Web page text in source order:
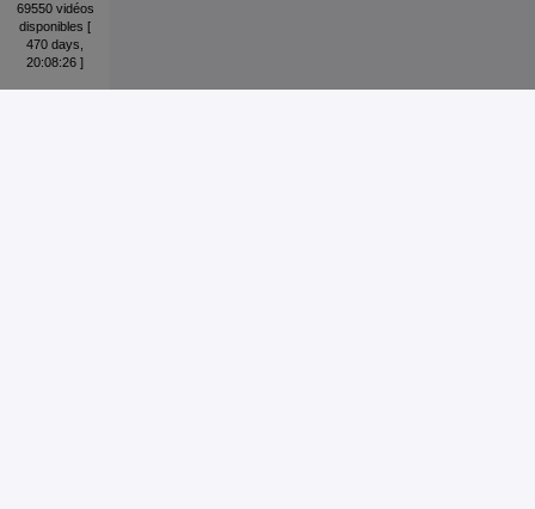
69550 vidéos
disponibles [
470 days,
20:08:26 ]